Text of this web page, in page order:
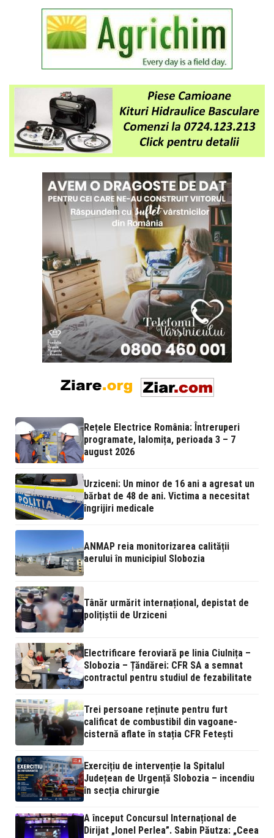
Rețele Electrice România: Întreruperi
programate, Ialomița, perioada 3 – 7
august 2026
Urziceni: Un minor de 16 ani a agresat un
bărbat de 48 de ani. Victima a necesitat
îngrijiri medicale
ANMAP reia monitorizarea calității
aerului în municipiul Slobozia
Tânăr urmărit internațional, depistat de
polițiștii de Urziceni
Electrificare feroviară pe linia Ciulnița –
Slobozia – Țăndărei: CFR SA a semnat
contractul pentru studiul de fezabilitate
Trei persoane reținute pentru furt
calificat de combustibil din vagoane-
cisternă aflate în stația CFR Fetești
Exercițiu de intervenție la Spitalul
Județean de Urgență Slobozia – incendiu
în secția chirurgie
A început Concursul Internațional de
Dirijat „Ionel Perlea”. Sabin Păutza: „Ceea